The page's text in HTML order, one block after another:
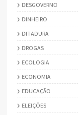
DESGOVERNO
DINHEIRO
DITADURA
DROGAS
ECOLOGIA
ECONOMIA
EDUCAÇÃO
ELEIÇÕES